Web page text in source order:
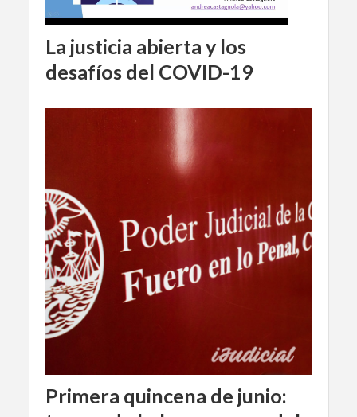
La justicia abierta y los
desafíos del COVID-19
Primera quincena de junio: